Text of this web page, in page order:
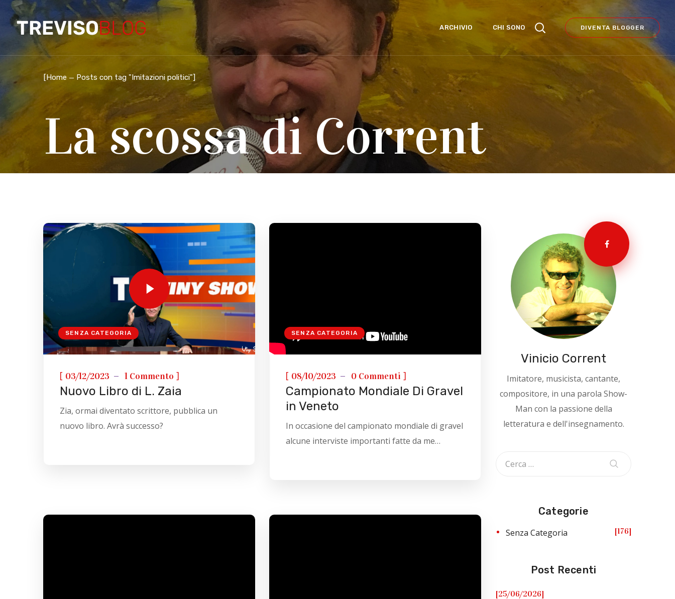
ARCHIVIO CHI SONO DIVENTA BLOGGER
[Home Posts con tag "Imitazioni politici"]
La scossa di Corrent
SENZA CATEGORIA
[ 03/12/2023 1 Commento ]
Nuovo Libro di L. Zaia
Zia, ormai diventato scrittore, pubblica un
nuovo libro. Avrà successo?
SENZA CATEGORIA
[ 08/10/2023 0 Commenti ]
Campionato Mondiale Di Gravel
in Veneto
In occasione del campionato mondiale di gravel
alcune interviste importanti fatte da me…
Vinicio Corrent
Imitatore, musicista, cantante,
compositore, in una parola Show-
Man con la passione della
letteratura e dell'insegnamento.
Categorie
Senza Categoria 176
Post Recenti
[25/06/2026]